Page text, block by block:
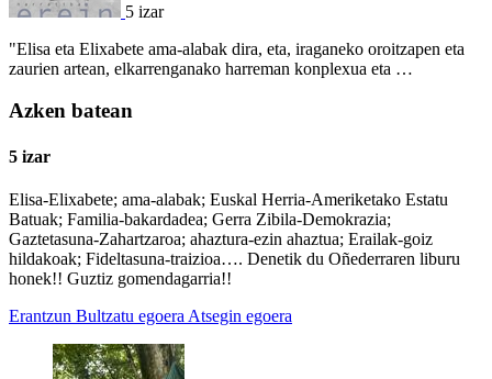
5 izar
"Elisa eta Elixabete ama-alabak dira, eta, iraganeko oroitzapen eta
zaurien artean, elkarrenganako harreman konplexua eta …
Azken batean
5 izar
Elisa-Elixabete; ama-alabak; Euskal Herria-Ameriketako Estatu
Batuak; Familia-bakardadea; Gerra Zibila-Demokrazia;
Gaztetasuna-Zahartzaroa; ahaztura-ezin ahaztua; Erailak-goiz
hildakoak; Fideltasuna-traizioa…. Denetik du Oñederraren liburu
honek!! Guztiz gomendagarria!!
Erantzun Bultzatu egoera Atsegin egoera